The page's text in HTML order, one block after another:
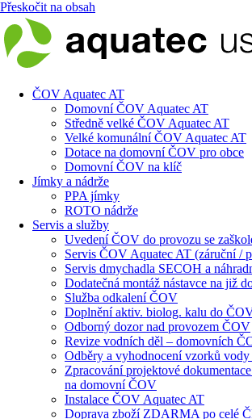
Přeskočit na obsah
ČOV Aquatec AT
Domovní ČOV Aquatec AT
Středně velké ČOV Aquatec AT
Velké komunální ČOV Aquatec AT
Dotace na domovní ČOV pro obce
Domovní ČOV na klíč
Jímky a nádrže
PPA jímky
ROTO nádrže
Servis a služby
Uvedení ČOV do provozu se
Servis ČOV Aquatec AT (záruční /
Servis dmychadla SECOH a
Dodatečná montáž nástavce na již
Služba odkalení ČOV
Doplnění aktiv. biolog. kalu do
Odborný dozor nad provozem ČOV
Revize vodních děl – domovních
Odběry a vyhodnocení vzorků
Zpracování projektové
na domovní ČOV
Instalace ČOV Aquatec AT
Doprava zboží ZDARMA po celé